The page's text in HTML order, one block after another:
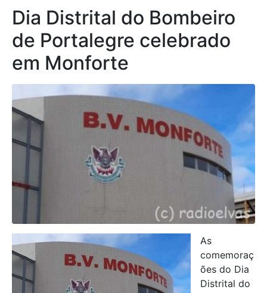
Dia Distrital do Bombeiro
de Portalegre celebrado
em Monforte
As
comemoraç
ões do Dia
Distrital do